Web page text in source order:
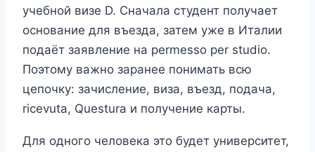
учебной визе D. Сначала студент получает
основание для въезда, затем уже в Италии
подаёт заявление на permesso per studio.
Поэтому важно заранее понимать всю
цепочку: зачисление, виза, въезд, подача,
ricevuta, Questura и получение карты.
Для одного человека это будет университет,